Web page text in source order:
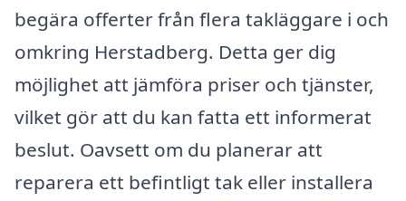
begära offerter från flera takläggare i och
omkring Herstadberg. Detta ger dig
möjlighet att jämföra priser och tjänster,
vilket gör att du kan fatta ett informerat
beslut. Oavsett om du planerar att
reparera ett befintligt tak eller installera